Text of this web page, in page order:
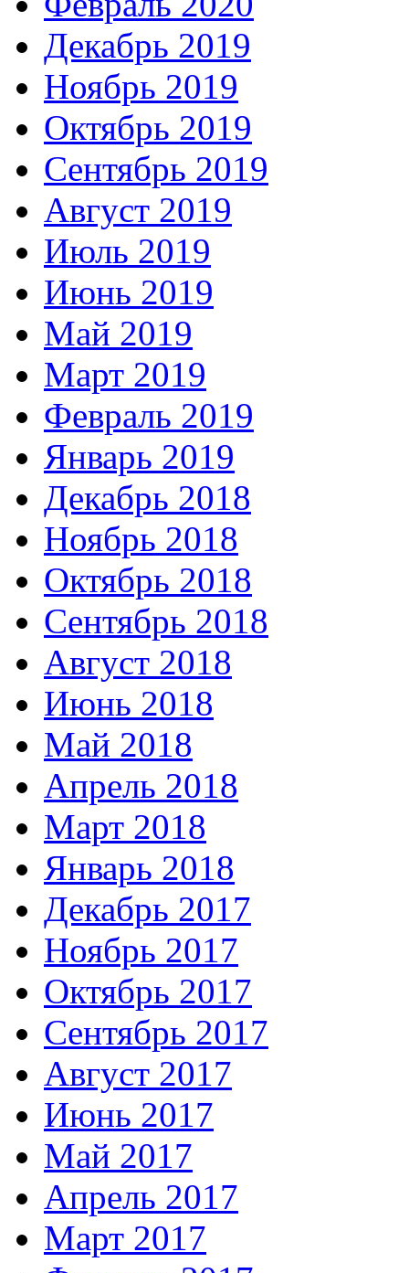
Декабрь 2019
Ноябрь 2019
Октябрь 2019
Сентябрь 2019
Август 2019
Июль 2019
Июнь 2019
Май 2019
Март 2019
Февраль 2019
Январь 2019
Декабрь 2018
Ноябрь 2018
Октябрь 2018
Сентябрь 2018
Август 2018
Июнь 2018
Май 2018
Апрель 2018
Март 2018
Январь 2018
Декабрь 2017
Ноябрь 2017
Октябрь 2017
Сентябрь 2017
Август 2017
Июнь 2017
Май 2017
Апрель 2017
Март 2017